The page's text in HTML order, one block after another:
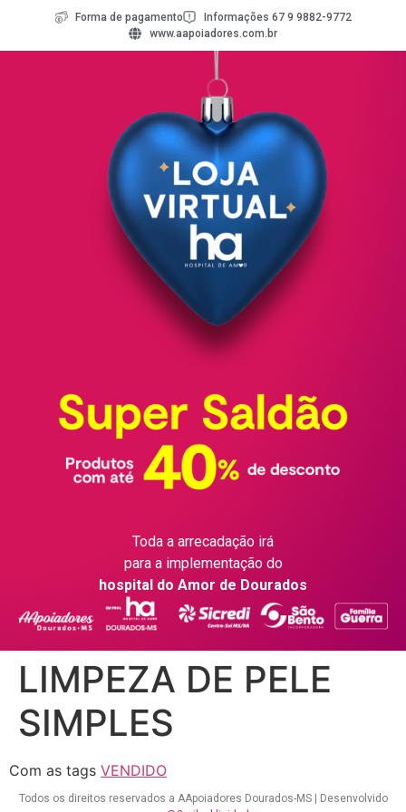
Forma de pagamento
Informações 67 9 9882-9772
www.aapoiadores.com.br
Toda a arrecadação irá
para a implementação do
hospital do Amor de Dourados
LIMPEZA DE PELE
SIMPLES
Com as tags VENDIDO
Todos os direitos reservados a AApoiadores Dourados-MS | Desenvolvido